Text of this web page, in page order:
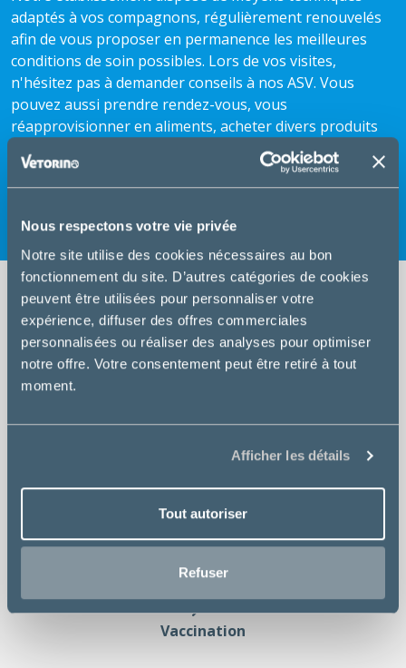
Nous respectons votre vie privée
Notre site utilise des cookies nécessaires au bon
fonctionnement du site. D’autres catégories de cookies
peuvent être utilisées pour personnaliser votre
expérience, diffuser des offres commerciales
personnalisées ou réaliser des analyses pour optimiser
notre offre. Votre consentement peut être retiré à tout
moment.
Afficher les détails
Tout autoriser
Refuser
adaptés à vos compagnons, régulièrement renouvelés
afin de vous proposer en permanence les meilleures
conditions de soin possibles. Lors de vos visites,
n'hésitez pas à demander conseils à nos ASV. Vous
pouvez aussi prendre rendez-vous, vous
réapprovisionner en aliments, acheter divers produits
d'hygiène (shampooing), et anti-parasitaires (anti-
puces, vermifuges ...). Notre équipe de vétérinaires et
d'Auxiliaires Spécialisées Vétérinaires (ASV) est au
Consultation
Analyses
Vaccination